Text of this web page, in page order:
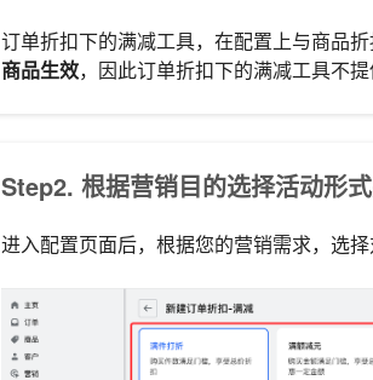
订单折扣下的满减工具，在配置上与商品
商品生效，因此订单折扣下的满减工具不提
Step2. 根据营销目的选择活动形
进入配置页面后，根据您的营销需求，选择